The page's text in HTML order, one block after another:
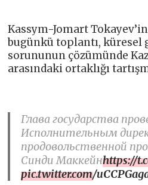
Kassym-Jomart
bugünkü toplantı, küresel
sorununun çözümünde
arasındaki ortaklığı
Глава государства
Исполнительным
продовольственной
Синди Маккейнhttps://
pic.twitter.com/